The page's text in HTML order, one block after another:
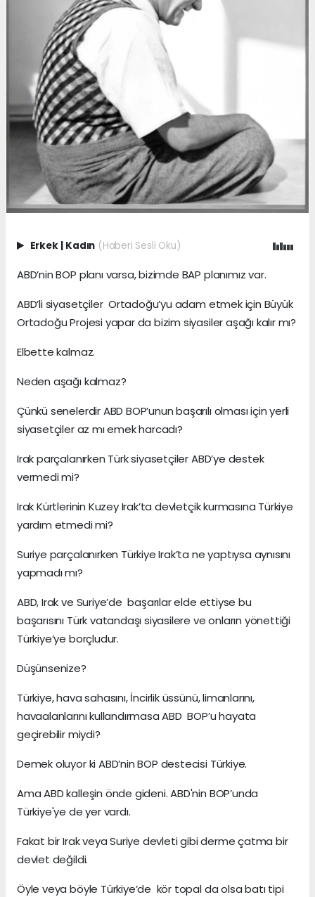
Erkek | Kadın (Haberi Sesli Oku)
ABD’nin BOP planı varsa, bizimde BAP planımız var.
ABD’li siyasetçiler Ortadoğu’yu adam etmek için Büyük
Ortadoğu Projesi yapar da bizim siyasiler aşağı kalır mı?
Elbette kalmaz.
Neden aşağı kalmaz?
Çünkü senelerdir ABD BOP’unun başarılı olması için yerli
siyasetçiler az mı emek harcadı?
Irak parçalanırken Türk siyasetçiler ABD’ye destek
vermedi mi?
Irak Kürtlerinin Kuzey Irak’ta devletçik kurmasına Türkiye
yardım etmedi mi?
Suriye parçalanırken Türkiye Irak’ta ne yaptıysa aynısını
yapmadı mı?
ABD, Irak ve Suriye’de başarılar elde ettiyse bu
başarısını Türk vatandaşı siyasilere ve onların yönettiği
Türkiye’ye borçludur.
Düşünsenize?
Türkiye, hava sahasını, İncirlik üssünü, limanlarını,
havaalanlarını kullandırmasa ABD BOP’u hayata
geçirebilir miydi?
Demek oluyor ki ABD’nin BOP destecisi Türkiye.
Ama ABD kalleşin önde gideni. ABD'nin BOP’unda
Türkiye'ye de yer vardı.
Fakat bir Irak veya Suriye devleti gibi derme çatma bir
devlet değildi.
Öyle veya böyle Türkiye’de kör topal da olsa batı tipi